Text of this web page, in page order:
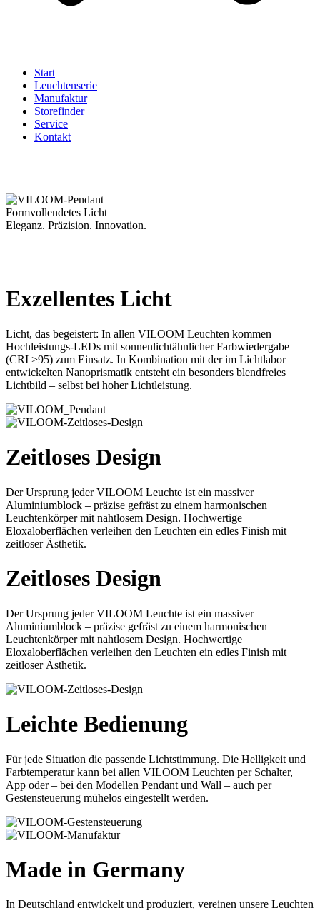
Start
Leuchtenserie
Manufaktur
Storefinder
Service
Kontakt
Formvollendetes Licht
Eleganz. Präzision. Innovation.
Exzellentes Licht
Licht, das begeistert: In allen VILOOM Leuchten kommen
Hochleistungs-LEDs mit sonnenlichtähnlicher Farbwiedergabe
(CRI >95) zum Einsatz. In Kombination mit der im Lichtlabor
entwickelten Nanoprismatik entsteht ein besonders blendfreies
Lichtbild – selbst bei hoher Lichtleistung.
Zeitloses Design
Der Ursprung jeder VILOOM Leuchte ist ein massiver
Aluminiumblock – präzise gefräst zu einem harmonischen
Leuchtenkörper mit nahtlosem Design. Hochwertige
Eloxaloberflächen verleihen den Leuchten ein edles Finish mit
zeitloser Ästhetik.
Zeitloses Design
Der Ursprung jeder VILOOM Leuchte ist ein massiver
Aluminiumblock – präzise gefräst zu einem harmonischen
Leuchtenkörper mit nahtlosem Design. Hochwertige
Eloxaloberflächen verleihen den Leuchten ein edles Finish mit
zeitloser Ästhetik.
Leichte Bedienung
Für jede Situation die passende Lichtstimmung. Die Helligkeit und
Farbtemperatur kann bei allen VILOOM Leuchten per Schalter,
App oder – bei den Modellen Pendant und Wall – auch per
Gestensteuerung mühelos eingestellt werden.
Made in Germany
In Deutschland entwickelt und produziert, vereinen unsere Leuchten